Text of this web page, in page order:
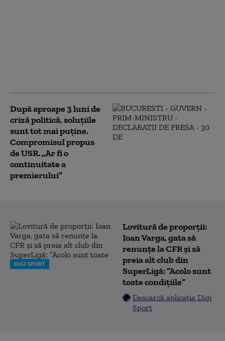
După aproape 3 luni de
criză politică, soluțiile
sunt tot mai puține.
Compromisul propus
de USR. „Ar fi o
continuitate a
premierului”
DIGI SPORT
Lovitură de proporții:
Ioan Varga, gata să
renunțe la CFR și să
preia alt club din
SuperLigă: ”Acolo sunt
toate condițiile”
Descarcă aplicația Digi
Sport